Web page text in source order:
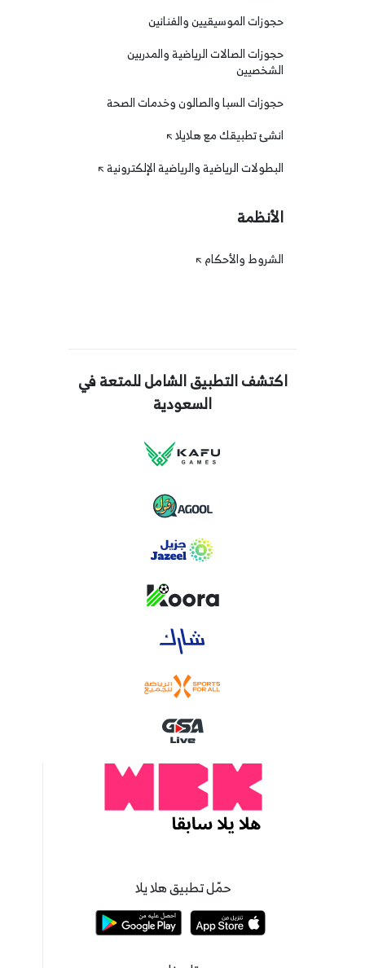
حمّل تطبيق هلا يلا
حجوزات الموسيقيين والفنانين
حجوزات الصالات الرياضية والمدربين
الشخصيين
حجوزات السبا والصالون وخدمات الصحة
انشئ تطبيقك مع هلايلا
البطولات الرياضية والرياضية الإلكترونية
الأنظمة
الشروط والأحكام
اكتشف التطبيق الشامل للمتعة في
السعودية